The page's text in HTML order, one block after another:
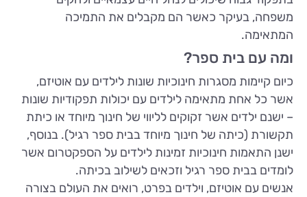
משפחה, בעיקר כאשר הם מקבלים את התמיכה
המתאימה.
ומה עם בית ספר?
כיום קיימות מסגרות חינוכיות שונות לילדים עם אוטיזם,
אשר כל אחת מתאימה לילדים עם יכולות תפקודיות שונות
– ישנם ילדים אשר זקוקים לליווי של חינוך מיוחד או כיתת
תקשורת (כיתה של חינוך מיוחד בבית ספר רגיל). בנוסף,
ישנן התאמות חינוכיות זמינות לילדים על הספקטרום אשר
לומדים בבית ספר רגיל וזכאים לשילוב בכיתה.
אנשים עם אוטיזם, וילדים בפרט, רואים את העולם בצורה